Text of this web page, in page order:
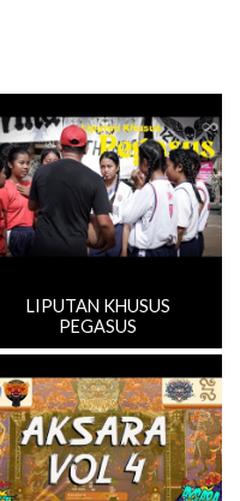
LIPUTAN KHUSUS
PEGASUS